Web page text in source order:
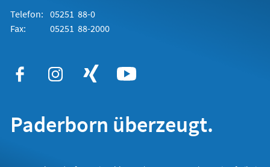
Telefon: 05251 88-0
Fax:
05251 88-2000
Paderborn überzeugt.